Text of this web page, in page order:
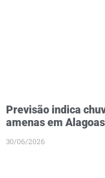
Previsão indica
amenas em
30/06/2026